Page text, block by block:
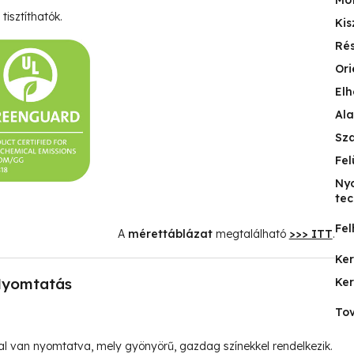
A mérettáblázat megtalálható >>> ITT.
van nyomtatva, mely gyönyörű, gazdag színekkel rendelkezik.